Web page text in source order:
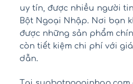
uy tín, được nhiều người
Bột Ngoại Nhập. Nơi bạn
được những sản phẩm
còn tiết kiệm chi phí với
dẫn.